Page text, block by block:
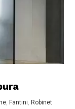
, Fantini, Robinet